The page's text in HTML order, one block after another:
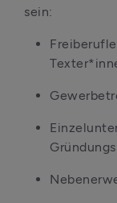
sein: